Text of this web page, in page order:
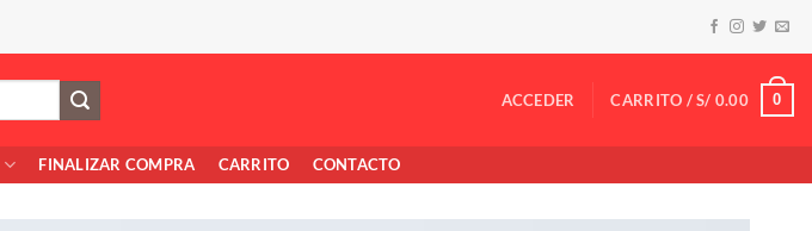
ACCEDER CARRITO /S/ 0.00 0
FINALIZAR COMPRA CARRITO CONTACTO